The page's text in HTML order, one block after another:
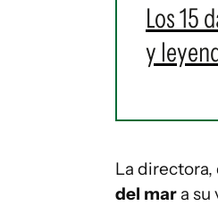
Los 15
y
La
del mar a su